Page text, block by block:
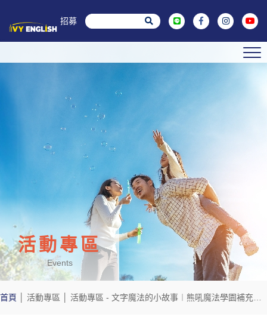
菁英招募
活動專區
Events
首頁 活動專區 活動專區 - 文字魔法的小故事︱熊吼魔法學園補充教材